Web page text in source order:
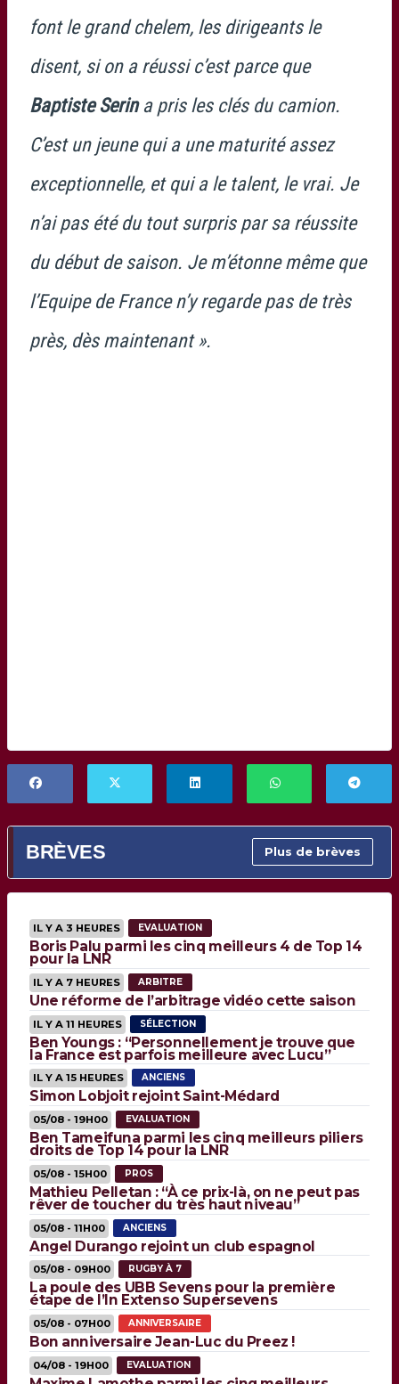
font le grand chelem, les dirigeants le
disent, si on a réussi c’est parce que
Baptiste Serina pris les clés du camion.
C’est un jeune qui a une maturité assez
exceptionnelle, et qui a le talent, le vrai. Je
n’ai pas été du tout surpris par sa réussite
du début de saison. Je m’étonne même que
l’Equipe de France n’y regarde pas de très
près, dès maintenant ».
BRÈVES Plus de brèves
IL Y A 3 HEURES EVALUATION
Boris Palu parmi les cinq meilleurs 4 de Top 14
pour la LNR
IL Y A 7 HEURES ARBITRE
Une réforme de l’arbitrage vidéo cette saison
IL Y A 11 HEURES SÉLECTION
Ben Youngs : “Personnellement je trouve que
la France est parfois meilleure avec Lucu”
IL Y A 15 HEURES ANCIENS
Simon Lobjoit rejoint Saint-Médard
05/08 - 19H00 EVALUATION
Ben Tameifuna parmi les cinq meilleurs piliers
droits de Top 14 pour la LNR
05/08 - 15H00 PROS
Mathieu Pelletan : “À ce prix-là, on ne peut pas
rêver de toucher du très haut niveau”
05/08 - 11H00 ANCIENS
Angel Durango rejoint un club espagnol
05/08 - 09H00 RUGBY À 7
La poule des UBB Sevens pour la première
étape de l’In Extenso Supersevens
05/08 - 07H00 ANNIVERSAIRE
Bon anniversaire Jean-Luc du Preez !
04/08 - 19H00 EVALUATION